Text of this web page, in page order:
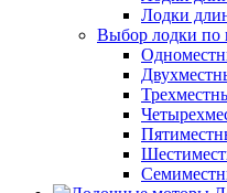
Лодки
Выбор лодки по